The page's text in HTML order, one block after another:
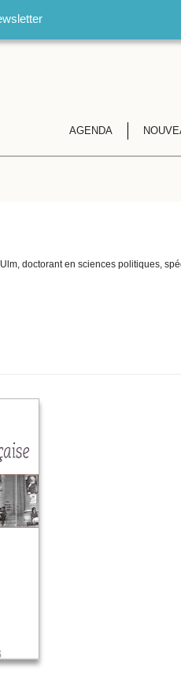
AGENDA
doctorant en sciences politiques,